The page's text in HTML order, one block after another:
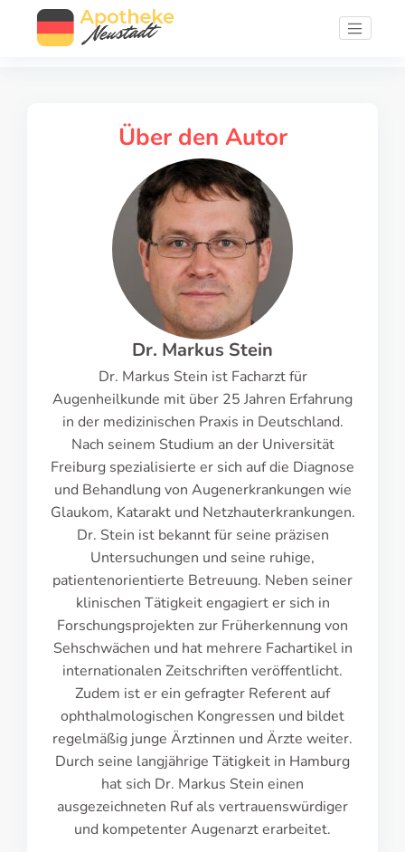
Über den Autor
Dr. Markus Stein
Dr. Markus Stein ist Facharzt für
Augenheilkunde mit über 25 Jahren Erfahrung
in der medizinischen Praxis in Deutschland.
Nach seinem Studium an der Universität
Freiburg spezialisierte er sich auf die Diagnose
und Behandlung von Augenerkrankungen wie
Glaukom, Katarakt und Netzhauterkrankungen.
Dr. Stein ist bekannt für seine präzisen
Untersuchungen und seine ruhige,
patientenorientierte Betreuung. Neben seiner
klinischen Tätigkeit engagiert er sich in
Forschungsprojekten zur Früherkennung von
Sehschwächen und hat mehrere Fachartikel in
internationalen Zeitschriften veröffentlicht.
Zudem ist er ein gefragter Referent auf
ophthalmologischen Kongressen und bildet
regelmäßig junge Ärztinnen und Ärzte weiter.
Durch seine langjährige Tätigkeit in Hamburg
hat sich Dr. Markus Stein einen
ausgezeichneten Ruf als vertrauenswürdiger
und kompetenter Augenarzt erarbeitet.